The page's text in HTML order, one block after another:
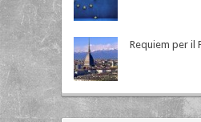
Requiem per il